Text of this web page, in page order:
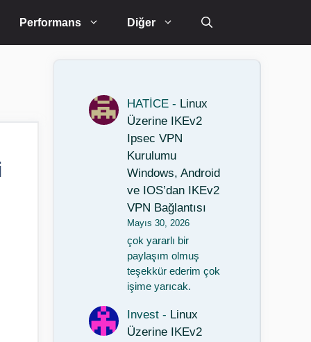
Performans Diğer
HATİCE - Linux
Üzerine IKEv2
Ipsec VPN
Kurulumu
Windows, Android
ve IOS’dan IKEv2
VPN Bağlantısı
Mayıs 30, 2026
çok yararlı bir
paylaşım olmuş
teşekkür ederim çok
işime yarıcak.
Invest - Linux
Üzerine IKEv2